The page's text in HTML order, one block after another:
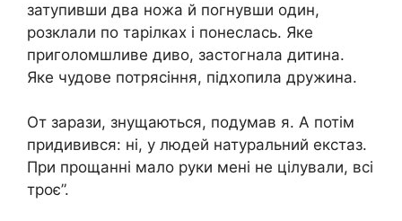
затупивши два ножа й погнувши один,
розклали по тарілках і понеслась. Яке
приголомшливе диво, застогнала дитина.
Яке чудове потрясіння, підхопила дружина.
От зарази, знущаються, подумав я. А потім
придивився: ні, у людей натуральний екстаз.
При прощанні мало руки мені не цілували, всі
троє”.